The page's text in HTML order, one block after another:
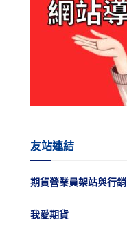
友站連結
期貨營業員架站與行銷
我愛期貨